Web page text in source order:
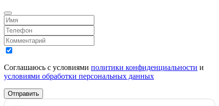
Соглашаюсь с условиями политики конфиденциальности и
условиями обработки персональных данных
Отправить